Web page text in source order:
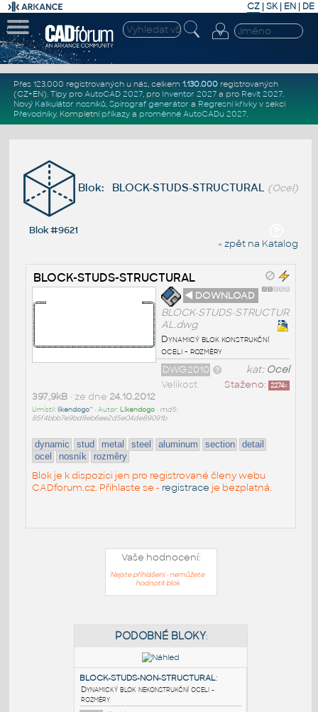
CZ | SK| EN | DE
Přes 123.000 registrovaných u nás, celkem 1.130.000registrovaných
(CZ+EN). Tipy pro AutoCAD 2027, pro Inventor 2027a pro Revit 2027.
Nový Kalkulátor nosníků, Spirograf generátor a Regresní křivkyv sekci
Převodníky. Kompletní příkazya proměnné AutoCADu 2027.
Blok: BLOCK-STUDS-STRUCTURAL (Ocel)
Blok #9621
« zpět na Katalog
BLOCK-STUDS-STRUCTURAL
◄ DOWNLOAD
BLOCK-STUDS-STRUCTUR
AL.dwg
Dynamicý blok konstrukční
oceli - rozměry
kat: Ocel
DWG2010
Staženo: 2274x
Velikost
397,9kB• ze dne 24.10.2012
Umístil: likendogo^ • Autor: Likendogo• md5:
85f4bbb7e9bd8eb6ee2d5e04de89091b
dynamic stud metal steel aluminum section
detail
ocel
nosník rozměry
Blok je k dispozici jen pro registrované členy webu
CADforum.cz. Přihlaste se - registrace je bezplatná.
Vaše hodnocení:
Nejste přihlášeni - nemůžete
hodnotit blok